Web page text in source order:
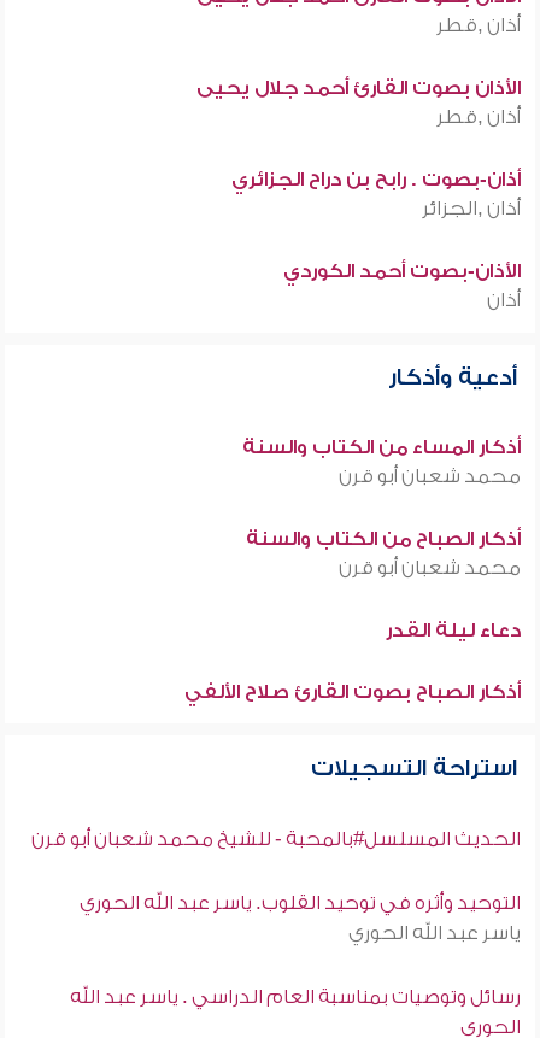
أذان ,قطر
الأذان بصوت القارئ أحمد جلال يحيى
أذان ,قطر
أذان-بصوت . رابح بن دراح الجزائري
أذان ,الجزائر
الأذان-بصوت أحمد الكوردي
أذان
أدعية وأذكار
أذكار المساء من الكتاب والسنة
محمد شعبان أبو قرن
أذكار الصباح من الكتاب والسنة
محمد شعبان أبو قرن
دعاء ليلة القدر
أذكار الصباح بصوت القارئ صلاح الألفي
استراحة التسجيلات
الحديث المسلسل#بالمحبة - للشيخ محمد شعبان أبو قرن
التوحيد وأثره في توحيد القلوب. ياسر عبد الله الحوري
ياسر عبد الله الحوري
رسائل وتوصيات بمناسبة العام الدراسي . ياسر عبد الله
الحوري